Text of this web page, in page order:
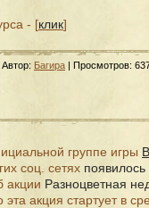
- [клик]
Автор: Багира | Просмотров:
группе игры
соц. сетях
акции Разноцветная
акция стартует в